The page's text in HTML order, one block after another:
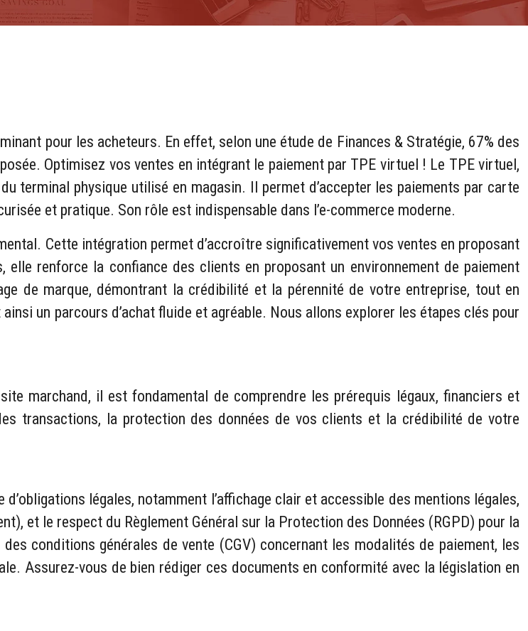
pour les acheteurs. En effet, selon une étude de Finances & Stratégie, 67% des
Optimisez vos ventes en intégrant le paiement par TPE virtuel ! Le TPE virtuel,
terminal physique utilisé en magasin. Il permet d’accepter les paiements par carte
et pratique. Son rôle est indispensable dans l’e-commerce moderne.
Cette intégration permet d’accroître significativement vos ventes en proposant
renforce la confiance des clients en proposant un environnement de paiement
de marque, démontrant la crédibilité et la pérennité de votre entreprise, tout en
un parcours d’achat fluide et agréable. Nous allons explorer les étapes clés pour
marchand, il est fondamental de comprendre les prérequis légaux, financiers et
transactions, la protection des données de vos clients et la crédibilité de votre
légales, notamment l’affichage clair et accessible des mentions légales,
et le respect du Règlement Général sur la Protection des Données (RGPD) pour la
conditions générales de vente (CGV) concernant les modalités de paiement, les
Assurez-vous de bien rédiger ces documents en conformité avec la législation en